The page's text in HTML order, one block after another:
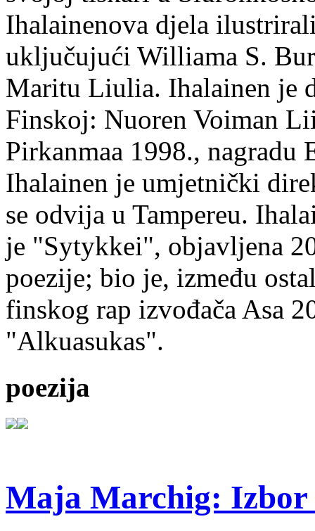
Ihalainenova djela
uključujući Williama S.
Maritu Liulia. Ihalainen je
Finskoj: Nuoren Voiman
Pirkanmaa 1998.,
Ihalainen je umjetnički
se odvija u Tampereu.
je "Sytykkei", objavljena
poezije; bio je, između
finskog rap izvođača Asa
"Alkuasukas".
poezija
Maja Marchig: Izbor